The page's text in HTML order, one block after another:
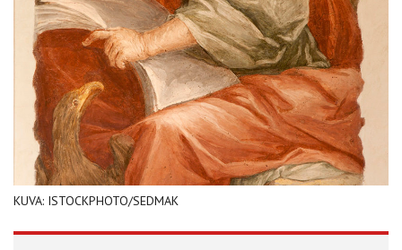
KUVA: ISTOCKPHOTO/SEDMAK